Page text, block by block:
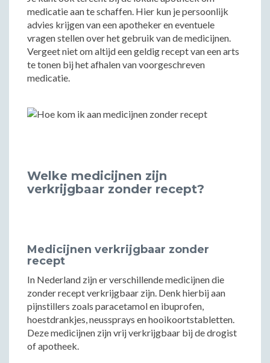
medicatie aan te schaffen. Hier kun je persoonlijk
advies krijgen van een apotheker en eventuele
vragen stellen over het gebruik van de medicijnen.
Vergeet niet om altijd een geldig recept van een arts
te tonen bij het afhalen van voorgeschreven
medicatie.
Welke medicijnen zijn
verkrijgbaar zonder recept?
Medicijnen verkrijgbaar zonder
recept
In Nederland zijn er verschillende medicijnen die
zonder recept verkrijgbaar zijn. Denk hierbij aan
pijnstillers zoals paracetamol en ibuprofen,
hoestdrankjes, neussprays en hooikoortstabletten.
Deze medicijnen zijn vrij verkrijgbaar bij de drogist
of apotheek.